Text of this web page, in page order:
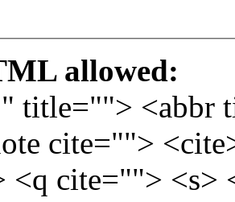
allowed:
title=""> <abbr
cite="">
<q cite=""> <s>